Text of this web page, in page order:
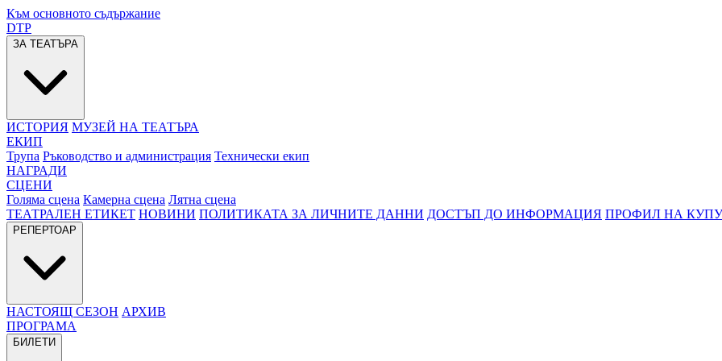
Към основното съдържание
DTP
ЗА ТЕАТЪРА
ИСТОРИЯ МУЗЕЙ НА ТЕАТЪРА
ЕКИП
Трупа Ръководство и администрация Технически екип
НАГРАДИ
СЦЕНИ
Голяма сцена Камерна сцена Лятна сцена
ТЕАТРАЛЕН ЕТИКЕТ НОВИНИ ПОЛИТИКАТА ЗА ЛИЧНИТЕ ДАННИ ДОСТЪП ДО ИНФОРМАЦИЯ ПРОФИЛ НА
РЕПЕРТОАР
НАСТОЯЩ СЕЗОН АРХИВ
ПРОГРАМА
БИЛЕТИ